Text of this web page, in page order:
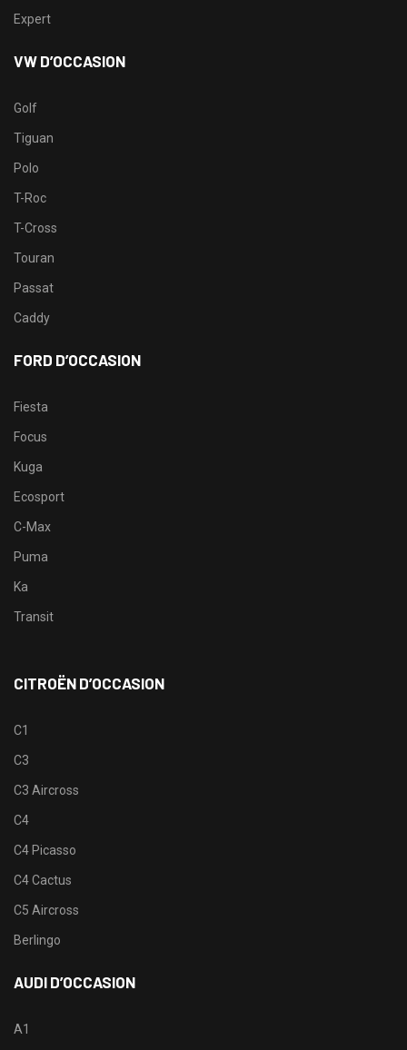
Expert
VW D’OCCASION
Golf
Tiguan
Polo
T-Roc
T-Cross
Touran
Passat
Caddy
FORD D’OCCASION
Fiesta
Focus
Kuga
Ecosport
C-Max
Puma
Ka
Transit
CITROËN D’OCCASION
C1
C3
C3 Aircross
C4
C4 Picasso
C4 Cactus
C5 Aircross
Berlingo
AUDI D’OCCASION
A1